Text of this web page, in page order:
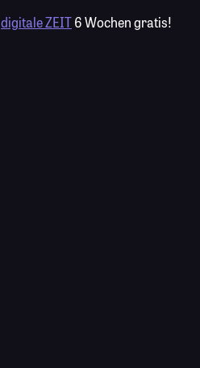
digitale ZEIT6 Wochen gratis!